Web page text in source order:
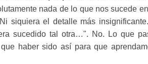
nada de lo que nos sucede
siquiera el detalle más
sucedido tal otra…". No. Lo que
haber sido así para que